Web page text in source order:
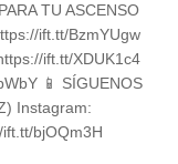
TU ASCENSO
ift.tt/BzmYUgw
ift.tt/XDUK1c4
📱 SÍGUENOS
Instagram:
bjOQm3H